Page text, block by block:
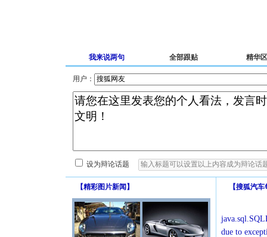
我来说两句 全部跟贴 精华区
用户：
设为辩论话题
【精彩图片新闻 】 【搜狐汽车
due to